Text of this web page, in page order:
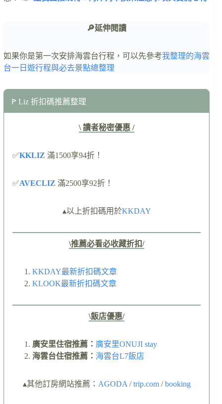
🔎延伸閱讀
如果你是第一次安排海雲台行程，可以先參考我整理的海雲
台一日遊行程與必去景點總整理
ꚰ Liz 折扣碼推薦整理
\ 讀者秘密優惠 /
✅KKLIZ 滿1500享94折！
✅AVECLIZ 滿2500享92折！
▴以上折扣碼用於KKDAY
\推薦必看必收藏折扣/
KKDAY最新折扣碼文章
KLOOK最新折扣碼文章
\飯店優惠/
廣安里住宿推薦： 廣安里ONUJI stay
海雲台住宿推薦： 海雲台L7飯店
▴其他訂房網站推薦： AGODA /trip.com/booking